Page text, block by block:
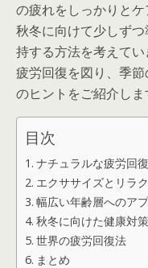
の疲れをしっかりと
秋冬に向けて少しず
持する方法を考えて
疲労回復を図り、季
のヒントをご紹介しま
目次
ナチュラルな疲労回
エクササイズとリラ
幅広い年齢層へのア
秋冬に向けた健康対策
世界の疲労回復法
まとめ